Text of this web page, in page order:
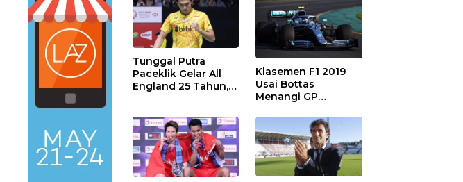
Tunggal Putra
Paceklik Gelar All
England 25 Tahun,
Klasemen F1 2019
Usai Bottas
Menangi GP